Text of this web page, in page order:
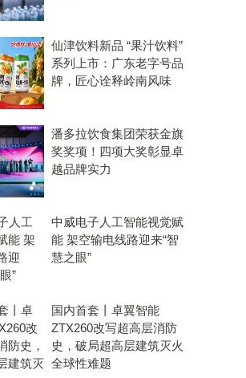
仙津饮料新品 “果汁饮料”
系列上市：广东老字号品
牌，匠心诠释岭南风味
潘多拉饮食集团荣获金旗
奖奖项！四项大奖彰显卓
越品牌实力
中威电子人工智能视觉赋
能 架空输电线路迎来“智
慧之眼”
国内首套丨卓翼智能
ZTX260改写超高层消防
史，破局超高层建筑灭火
全球性难题